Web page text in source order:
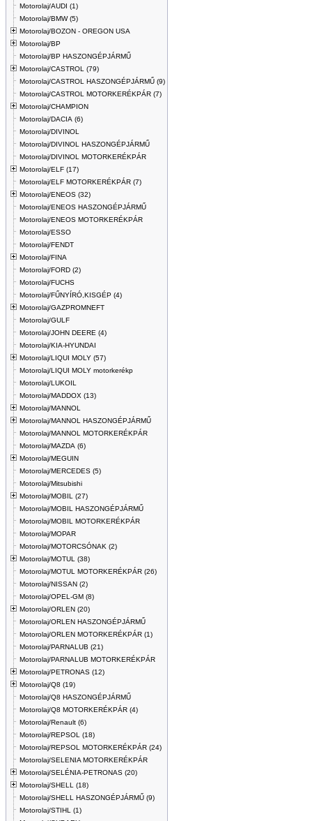
Motorolaj/AUDI (1)
Motorolaj/BMW (5)
Motorolaj/BOZON - OREGON USA
Motorolaj/BP
Motorolaj/BP HASZONGÉPJÁRMŰ
Motorolaj/CASTROL (79)
Motorolaj/CASTROL HASZONGÉPJÁRMŰ (9)
Motorolaj/CASTROL MOTORKERÉKPÁR (7)
Motorolaj/CHAMPION
Motorolaj/DACIA (6)
Motorolaj/DIVINOL
Motorolaj/DIVINOL HASZONGÉPJÁRMŰ
Motorolaj/DIVINOL MOTORKERÉKPÁR
Motorolaj/ELF (17)
Motorolaj/ELF MOTORKERÉKPÁR (7)
Motorolaj/ENEOS (32)
Motorolaj/ENEOS HASZONGÉPJÁRMŰ
Motorolaj/ENEOS MOTORKERÉKPÁR
Motorolaj/ESSO
Motorolaj/FENDT
Motorolaj/FINA
Motorolaj/FORD (2)
Motorolaj/FUCHS
Motorolaj/FŰNYÍRÓ,KISGÉP (4)
Motorolaj/GAZPROMNEFT
Motorolaj/GULF
Motorolaj/JOHN DEERE (4)
Motorolaj/KIA-HYUNDAI
Motorolaj/LIQUI MOLY (57)
Motorolaj/LIQUI MOLY motorkerékp
Motorolaj/LUKOIL
Motorolaj/MADDOX (13)
Motorolaj/MANNOL
Motorolaj/MANNOL HASZONGÉPJÁRMŰ
Motorolaj/MANNOL MOTORKERÉKPÁR
Motorolaj/MAZDA (6)
Motorolaj/MEGUIN
Motorolaj/MERCEDES (5)
Motorolaj/Mitsubishi
Motorolaj/MOBIL (27)
Motorolaj/MOBIL HASZONGÉPJÁRMŰ
Motorolaj/MOBIL MOTORKERÉKPÁR
Motorolaj/MOPAR
Motorolaj/MOTORCSÓNAK (2)
Motorolaj/MOTUL (38)
Motorolaj/MOTUL MOTORKERÉKPÁR (26)
Motorolaj/NISSAN (2)
Motorolaj/OPEL-GM (8)
Motorolaj/ORLEN (20)
Motorolaj/ORLEN HASZONGÉPJÁRMŰ
Motorolaj/ORLEN MOTORKERÉKPÁR (1)
Motorolaj/PARNALUB (21)
Motorolaj/PARNALUB MOTORKERÉKPÁR
Motorolaj/PETRONAS (12)
Motorolaj/Q8 (19)
Motorolaj/Q8 HASZONGÉPJÁRMŰ
Motorolaj/Q8 MOTORKERÉKPÁR (4)
Motorolaj/Renault (6)
Motorolaj/REPSOL (18)
Motorolaj/REPSOL MOTORKERÉKPÁR (24)
Motorolaj/SELENIA MOTORKERÉKPÁR
Motorolaj/SELÉNIA-PETRONAS (20)
Motorolaj/SHELL (18)
Motorolaj/SHELL HASZONGÉPJÁRMŰ (9)
Motorolaj/STIHL (1)